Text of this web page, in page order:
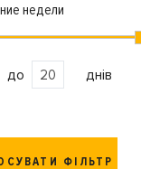
недели
до днів
ФІЛЬТР